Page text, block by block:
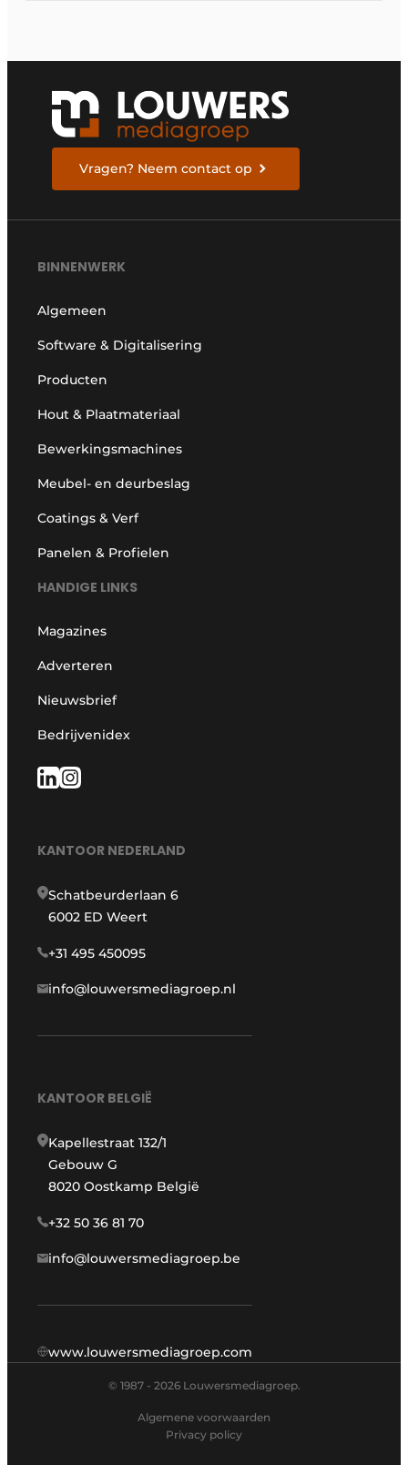
Vragen? Neem contact op
BINNENWERK
Algemeen
Software & Digitalisering
Producten
Hout & Plaatmateriaal
Bewerkingsmachines
Meubel- en deurbeslag
Coatings & Verf
Panelen & Profielen
HANDIGE LINKS
Magazines
Adverteren
Nieuwsbrief
Bedrijvenidex
KANTOOR NEDERLAND
Schatbeurderlaan 6
6002 ED Weert
+31 495 450095
info@louwersmediagroep.nl
KANTOOR BELGIË
Kapellestraat 132/1
Gebouw G
8020 Oostkamp België
+32 50 36 81 70
info@louwersmediagroep.be
www.louwersmediagroep.com
© 1987 - 2026 Louwersmediagroep.
Algemene voorwaarden
Privacy policy